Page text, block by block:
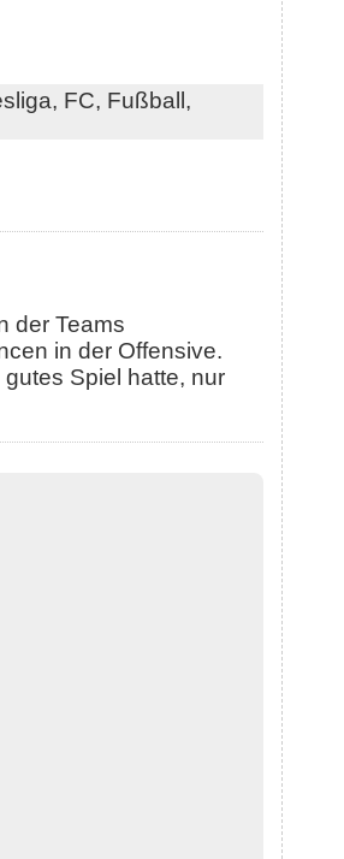
FC, Fußball,
der Teams
in der Offensive.
Spiel hatte, nur